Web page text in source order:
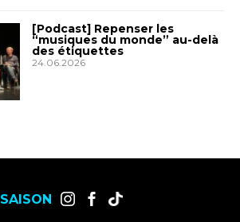
[Podcast] Repenser les
“musiques du monde” au-delà
des étiquettes
24.06.2026
SAISON